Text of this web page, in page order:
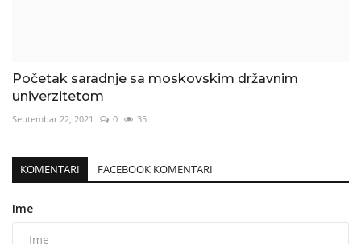
Početak saradnje sa moskovskim državnim
univerzitetom
Septembar 22, 2021 0 35
KOMENTARI FACEBOOK KOMENTARI
Ime